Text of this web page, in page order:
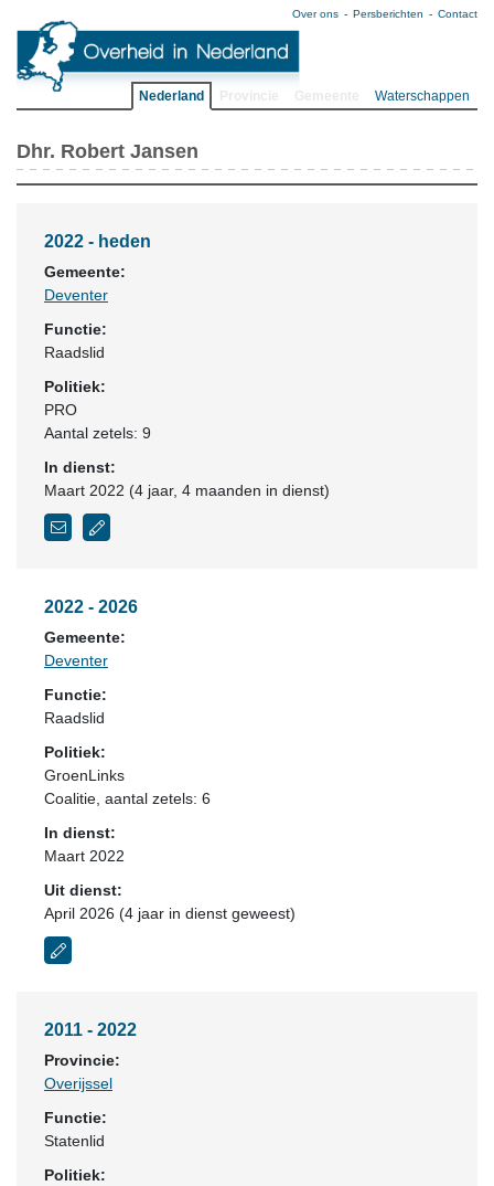
Over ons Persberichten Contact
Nederland Waterschappen
Dhr. Robert Jansen
2022 - heden
Gemeente:
Deventer
Functie:
Raadslid
Politiek:
PRO
Aantal zetels: 9
In dienst:
Maart 2022 (4 jaar, 4 maanden in dienst)
2022 - 2026
Gemeente:
Deventer
Functie:
Raadslid
Politiek:
GroenLinks
Coalitie , aantal zetels: 6
In dienst:
Maart 2022
Uit dienst:
April 2026 (4 jaar in dienst geweest)
2011 - 2022
Provincie:
Overijssel
Functie:
Statenlid
Politiek: